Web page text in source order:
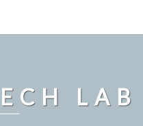
LAB